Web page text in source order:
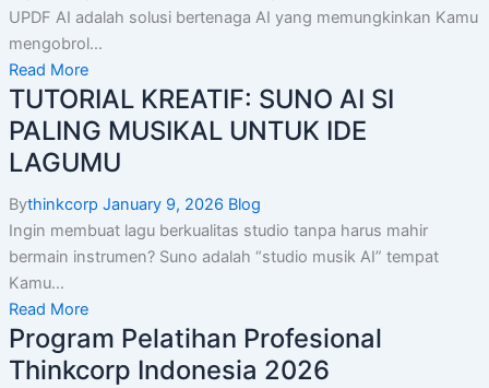
UPDF AI adalah solusi bertenaga AI yang memungkinkan Kamu
mengobrol...
Read More
TUTORIAL KREATIF: SUNO AI SI
PALING MUSIKAL UNTUK IDE
LAGUMU
Bythinkcorp January 9, 2026 Blog
Ingin membuat lagu berkualitas studio tanpa harus mahir
bermain instrumen? Suno adalah “studio musik AI” tempat
Kamu...
Read More
Program Pelatihan Profesional
Thinkcorp Indonesia 2026